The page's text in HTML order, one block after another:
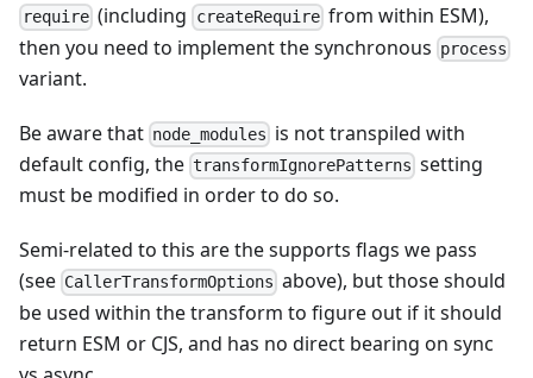
require (including createRequirefrom within ESM),
then you need to implement the synchronous process
variant.
Be aware that node_modules is not transpiled with
default config, the transformIgnorePatterns setting
must be modified in order to do so.
Semi-related to this are the supports flags we pass
(see CallerTransformOptions above), but those should
be used within the transform to figure out if it should
return ESM or CJS, and has no direct bearing on sync